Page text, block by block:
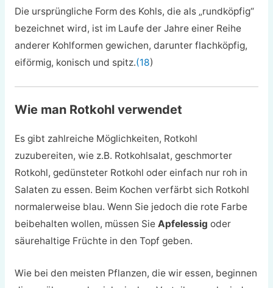
Die ursprüngliche Form des Kohls, die als „rundköpfig“
bezeichnet wird, ist im Laufe der Jahre einer Reihe
anderer Kohlformen gewichen, darunter flachköpfig,
eiförmig, konisch und spitz.(18)
Wie man Rotkohl verwendet
Es gibt zahlreiche Möglichkeiten, Rotkohl
zuzubereiten, wie z.B. Rotkohlsalat, geschmorter
Rotkohl, gedünsteter Rotkohl oder einfach nur roh in
Salaten zu essen. Beim Kochen verfärbt sich Rotkohl
normalerweise blau. Wenn Sie jedoch die rote Farbe
beibehalten wollen, müssen Sie Apfelessig oder
säurehaltige Früchte in den Topf geben.
Wie bei den meisten Pflanzen, die wir essen, beginnen